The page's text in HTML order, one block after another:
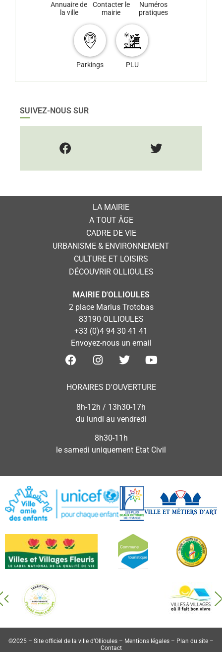
Annuaire de
la ville
Contacter le
mairie
Numéros
pratiques
Parkings PLU
SUIVEZ-NOUS SUR
LA MAIRIE
A TOUT ÂGE
CADRE DE VIE
URBANISME & ENVIRONNEMENT
CULTURE ET LOISIRS
DÉCOUVRIR OLLIOULES
MAIRIE D'OLLIOULES
2 place Marius Trotobas
83190 OLLIOULES
+33 (0)4 94 30 41 41
Envoyez-nous un email
HORAIRES D'OUVERTURE
8h-12h / 13h30-17h
du lundi au vendredi
8h30-11h
le samedi uniquement Etat Civil
©2025 – Site officiel de la ville d’Ollioules – Mentions légales – Plan du site –
Contact